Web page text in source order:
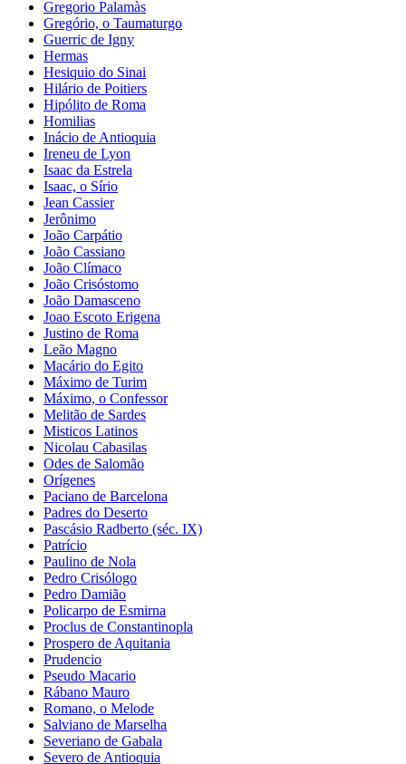
Gregorio Palamàs
Gregório, o Taumaturgo
Guerric de Igny
Hermas
Hesiquio do Sinai
Hilário de Poitiers
Hipólito de Roma
Homilias
Inácio de Antioquia
Ireneu de Lyon
Isaac da Estrela
Isaac, o Sírio
Jean Cassier
Jerônimo
João Carpátio
João Cassiano
João Clímaco
João Crisóstomo
João Damasceno
Joao Escoto Erigena
Justino de Roma
Leão Magno
Macário do Egito
Máximo de Turim
Máximo, o Confessor
Melitão de Sardes
Misticos Latinos
Nicolau Cabasilas
Odes de Salomão
Orígenes
Paciano de Barcelona
Padres do Deserto
Pascásio Radberto (séc. IX)
Patrício
Paulino de Nola
Pedro Crisólogo
Pedro Damião
Policarpo de Esmirna
Proclus de Constantinopla
Prospero de Aquitania
Prudencio
Pseudo Macario
Rábano Mauro
Romano, o Melode
Salviano de Marselha
Severiano de Gabala
Severo de Antioquia